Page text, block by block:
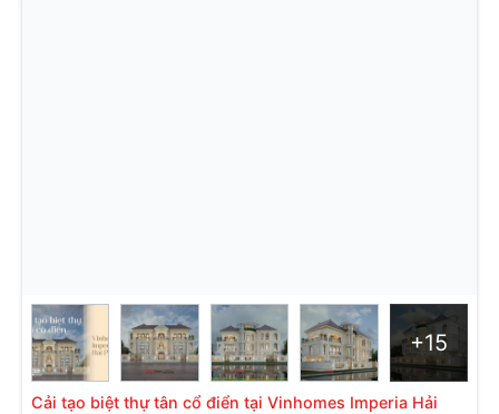
+15
Cải tạo biệt thự tân cổ điển tại Vinhomes Imperia Hải